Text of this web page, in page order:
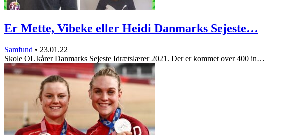
Er Mette, Vibeke eller Heidi Danmarks Sejeste…
Samfund • 23.01.22
Skole OL kårer Danmarks Sejeste Idrætslærer 2021. Der er kommet over 400 in…